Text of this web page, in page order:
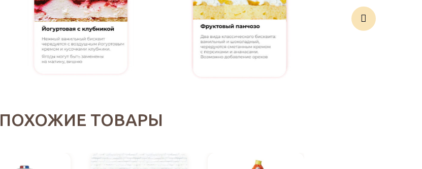
ПОХОЖИЕ ТОВАРЫ